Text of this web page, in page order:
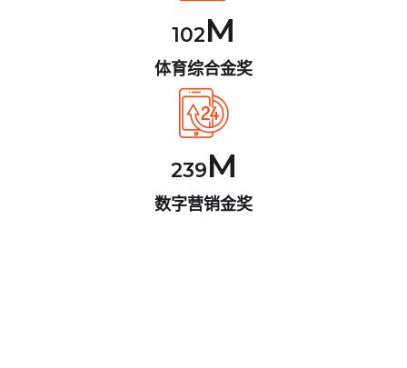
102M
体育综合金奖
239M
数字营销金奖